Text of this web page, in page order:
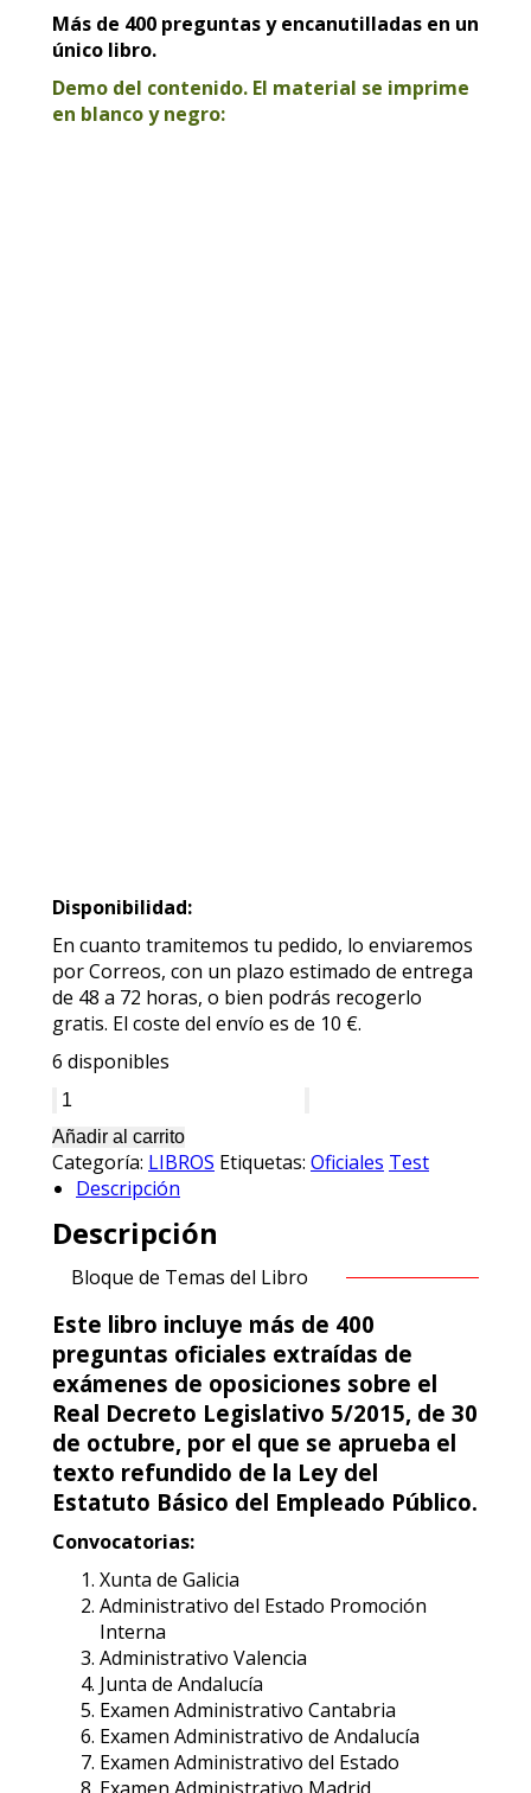
Más de 400 preguntas y encanutilladas en un
único libro.
Demo del contenido. El material se imprime
en blanco y negro:
Disponibilidad:
En cuanto tramitemos tu pedido, lo enviaremos
por Correos, con un plazo estimado de entrega
de 48 a 72 horas, o bien podrás recogerlo
gratis. El coste del envío es de 10 €.
6 disponibles
LIBRO
DE
TEST
OFICIALES
TREBEP
cantidad
Añadir al carrito
Categoría: LIBROS Etiquetas: Oficiales Test
Descripción
Descripción
Bloque de Temas del Libro
Este libro incluye más de 400
preguntas oficiales extraídas de
exámenes de oposiciones sobre el
Real Decreto Legislativo 5/2015, de 30
de octubre, por el que se aprueba el
texto refundido de la Ley del
Estatuto Básico del Empleado Público.
Convocatorias:
Xunta de Galicia
Administrativo del Estado Promoción
Interna
Administrativo Valencia
Junta de Andalucía
Examen Administrativo Cantabria
Examen Administrativo de Andalucía
Examen Administrativo del Estado